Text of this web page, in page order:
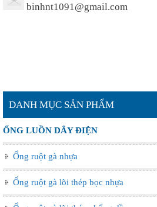
binhnt1091@gmail.com
DANH MỤC SẢN PHẨM
ỐNG LUỒN DÂY ĐIỆN
Ống ruột gà nhựa
Ống ruột gà lõi thép bọc nhựa